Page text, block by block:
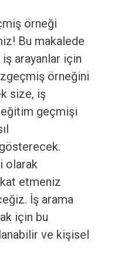
örneği
Bu makalede
arayanlar için
örneğini
size, iş
geçmişi
olarak
etmeniz
İş arama
için bu
ve kişisel